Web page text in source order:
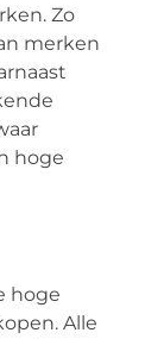
Zo
merken
hoge
hoge
Alle